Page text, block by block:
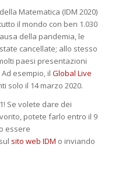
Matematica (IDM 2020)
il mondo con ben 1.030
della pandemia, le
cancellate; allo stesso
paesi presentazioni
esempio, il Global Live
solo il 14 marzo 2020.
Se volete dare dei
potete farlo entro il 9
essere
sito web IDM o inviando